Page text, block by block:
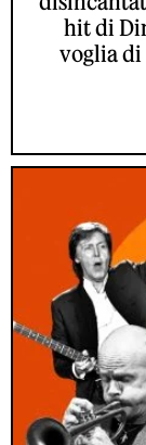
hit di
voglia di